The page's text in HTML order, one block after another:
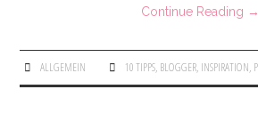
Continue Reading →
ALLGEMEIN 10 TIPPS, BLOGGER, INSPIRATION,